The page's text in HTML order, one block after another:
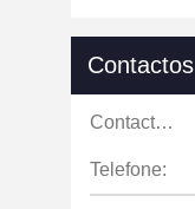
Contactos
Contactos:
Telefone: